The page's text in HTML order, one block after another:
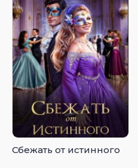
Сбежать от истинного